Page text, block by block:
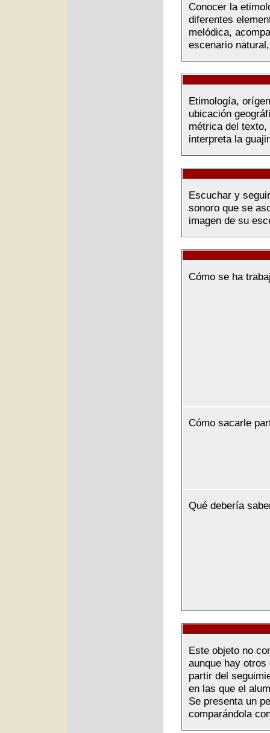
Conocer la
diferentes
melódica,
escenario
Etimología,
ubicación
métrica del
interpreta la
Escuchar y
sonoro que se
imagen de su
Cómo se ha
Cómo sacarle
Qué debería
Este objeto no
aunque hay
partir del
en las que el
Se presenta un
comparándola